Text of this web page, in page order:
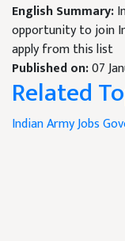
English Summary:
opportunity to join
apply from this list
Published on:07
Related
Indian Army Jobs